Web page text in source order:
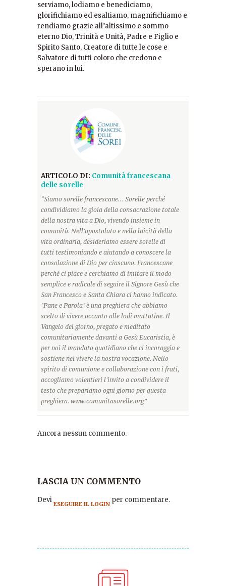
serviamo, lodiamo e benediciamo,
glorifichiamo ed esaltiamo, magnifichiamo e
rendiamo grazie all’altissimo e sommo
eterno Dio, Trinità e Unità, Padre e Figlio e
Spirito Santo, Creatore di tutte le cose e
Salvatore di tutti coloro che credono e
sperano in lui.
ARTICOLO DI: Comunità francescana
delle sorelle
“Siamo sorelle francescane... Sorelle perché
condividiamo la gioia della consacrazione totale
della nostra vita a Dio, vivendo insieme in
comunità. Nell'apostolato e nella laicità della
vita ordinaria, desideriamo essere sorelle di
tutti testimoniando e aiutando a conoscere la
consolazione di Dio per ciascuno. Francescane
perché ci piace e cerchiamo di imitare il modo
semplice e radicale di seguire il Signore Gesù che
San Francesco e Santa Chiara ci hanno indicato.
"Pane e Parola" è una preghiera che abbiamo
scelto di vivere accanto alle lodi mattutine. Il
Vangelo del giorno, pregato e meditato
comunitariamente davanti a Gesù Eucaristia, è
per noi il mandato quotidiano che ci incoraggia e
sostiene nel vivere la nostra vocazione. Nello
spirito di comunione e collaborazione con i frati,
accogliamo volentieri l'invito a condividere il
testo che prepariamo ogni giorno per questa
preghiera. www.comunitasorelle.org”
Ancora nessun commento.
LASCIA UN COMMENTO
Devi ESEGUIRE IL LOGIN per commentare.